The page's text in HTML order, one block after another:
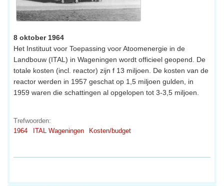
8 oktober 1964
Het Instituut voor Toepassing voor Atoomenergie in de
Landbouw (ITAL) in Wageningen wordt officieel geopend. De
totale kosten (incl. reactor) zijn f 13 miljoen. De kosten van de
reactor werden in 1957 geschat op 1,5 miljoen gulden, in
1959 waren die schattingen al opgelopen tot 3-3,5 miljoen.
Trefwoorden:
1964
ITAL Wageningen Kosten/budget